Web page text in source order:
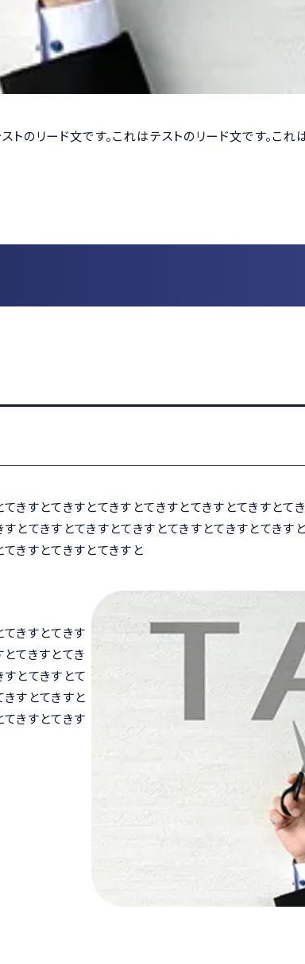
のリード文です。これはテストのリード文です。これ
きすとてきすとてきすとてきすとてきすとてきすとて
とてきすとてきすとてきすとてきすとてきすとてきす
きすとてきすとてきすと
きすとてきす
てきすとてき
とてきすとて
すとてきすと
きすとてきす